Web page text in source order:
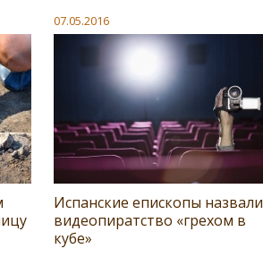
07.05.2016
Испанские епископы назвали
видеопиратство «грехом в
кубе»